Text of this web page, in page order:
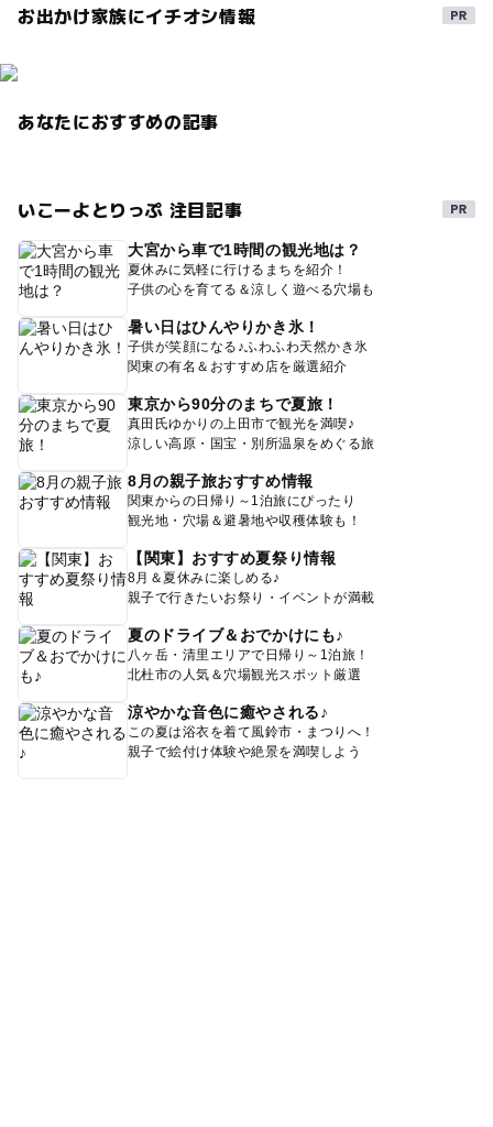
お出かけ家族にイチオシ情報
あなたにおすすめの記事
いこーよとりっぷ 注目記事
大宮から車で1時間の観光地は？
夏休みに気軽に行けるまちを紹介！
子供の心を育てる＆涼しく遊べる穴場も
暑い日はひんやりかき氷！
子供が笑顔になる♪ふわふわ天然かき氷
関東の有名＆おすすめ店を厳選紹介
東京から90分のまちで夏旅！
真田氏ゆかりの上田市で観光を満喫♪
涼しい高原・国宝・別所温泉をめぐる旅
8月の親子旅おすすめ情報
関東からの日帰り～1泊旅にぴったり
観光地・穴場＆避暑地や収穫体験も！
【関東】おすすめ夏祭り情報
8月＆夏休みに楽しめる♪
親子で行きたいお祭り・イベントが満載
夏のドライブ＆おでかけにも♪
八ヶ岳・清里エリアで日帰り～1泊旅！
北杜市の人気＆穴場観光スポット厳選
涼やかな音色に癒やされる♪
この夏は浴衣を着て風鈴市・まつりへ！
親子で絵付け体験や絶景を満喫しよう